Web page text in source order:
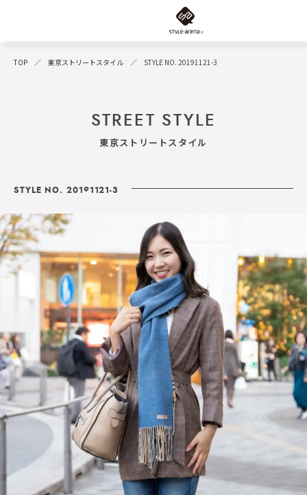
TOP 東京ストリートスタイル STYLE NO. 20191121-3
STREET STYLE
東京ストリートスタイル
STYLE NO. 20191121-3